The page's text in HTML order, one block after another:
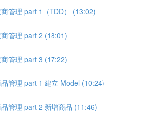
管理 part 1（TDD） (13:02)
管理 part 2 (18:01)
管理 part 3 (17:22)
管理 part 1 建立 Model (10:24)
管理 part 2 新增商品 (11:46)